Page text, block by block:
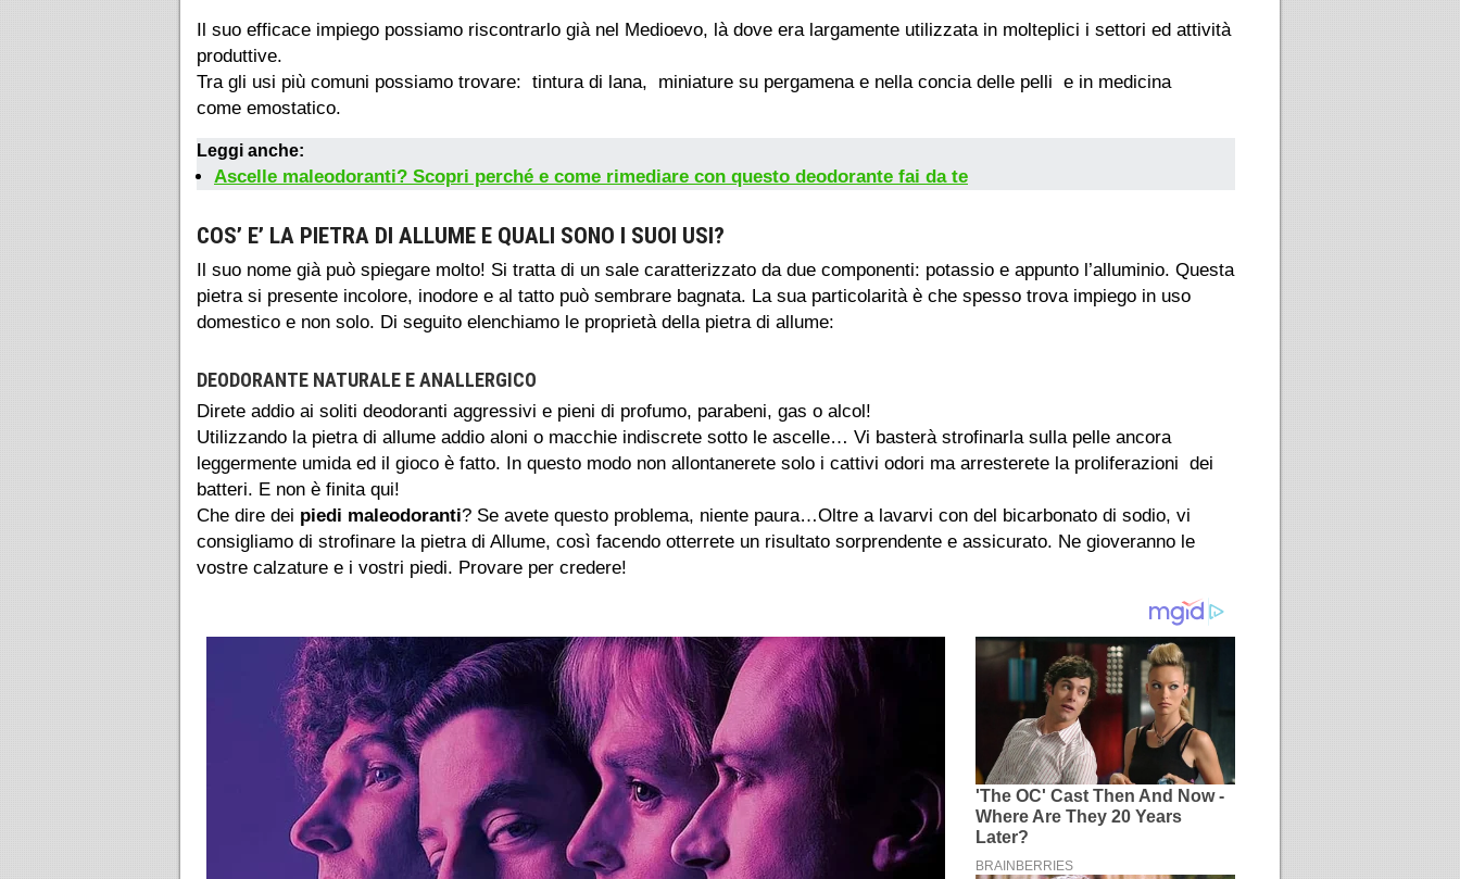
Il suo efficace impiego possiamo riscontrarlo già nel Medioevo, là dove era largamente utilizzata in molteplici i settori ed attività
produttive.
Tra gli usi più comuni possiamo trovare: tintura di lana, miniature su pergamena e nella concia delle pelli e in medicina
come emostatico.
Leggi anche:
Ascelle maleodoranti? Scopri perché e come rimediare con questo deodorante fai da te
COS’ E’ LA PIETRA DI ALLUME E QUALI SONO I SUOI USI?
Il suo nome già può spiegare molto! Si tratta di un sale caratterizzato da due componenti: potassio e appunto l’alluminio. Questa
pietra si presente incolore, inodore e al tatto può sembrare bagnata. La sua particolarità è che spesso trova impiego in uso
domestico e non solo. Di seguito elenchiamo le proprietà della pietra di allume:
DEODORANTE NATURALE E ANALLERGICO
Direte addio ai soliti deodoranti aggressivi e pieni di profumo, parabeni, gas o alcol!
Utilizzando la pietra di allume addio aloni o macchie indiscrete sotto le ascelle… Vi basterà strofinarla sulla pelle ancora
leggermente umida ed il gioco è fatto. In questo modo non allontanerete solo i cattivi odori ma arresterete la proliferazioni dei
batteri. E non è finita qui!
Che dire dei piedi maleodoranti? Se avete questo problema, niente paura…Oltre a lavarvi con del bicarbonato di sodio, vi
consigliamo di strofinare la pietra di Allume, così facendo otterrete un risultato sorprendente e assicurato. Ne gioveranno le
vostre calzature e i vostri piedi. Provare per credere!